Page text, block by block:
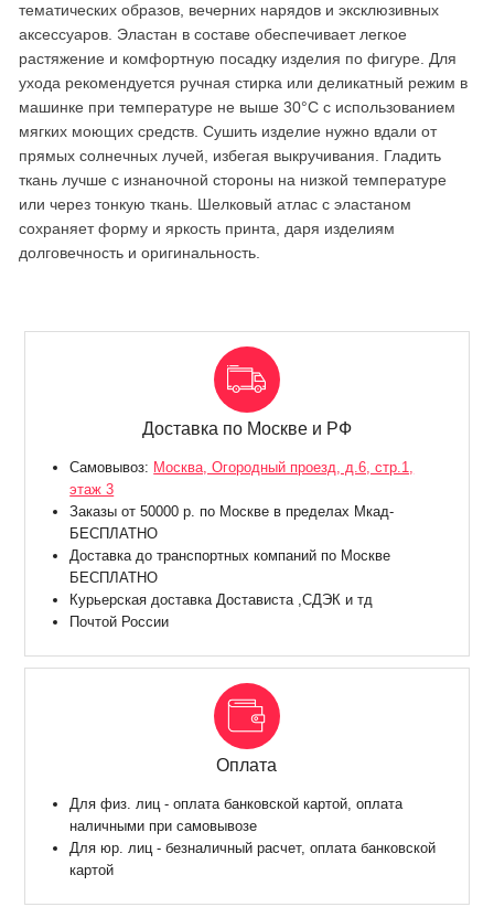
тематических образов, вечерних нарядов и эксклюзивных
аксессуаров. Эластан в составе обеспечивает легкое
растяжение и комфортную посадку изделия по фигуре. Для
ухода рекомендуется ручная стирка или деликатный режим в
машинке при температуре не выше 30°C с использованием
мягких моющих средств. Сушить изделие нужно вдали от
прямых солнечных лучей, избегая выкручивания. Гладить
ткань лучше с изнаночной стороны на низкой температуре
или через тонкую ткань. Шелковый атлас с эластаном
сохраняет форму и яркость принта, даря изделиям
долговечность и оригинальность.
Доставка по Москве и РФ
Самовывоз: Москва, Огородный проезд, д.6, стр.1,
этаж 3
Заказы от 50000 р. по Москве в пределах Мкад-
БЕСПЛАТНО
Доставка до транспортных компаний по Москве
БЕСПЛАТНО
Курьерская доставка Достависта ,СДЭК и тд
Почтой России
Оплата
Для физ. лиц - оплата банковской картой, оплата
наличными при самовывозе
Для юр. лиц - безналичный расчет, оплата банковской
картой